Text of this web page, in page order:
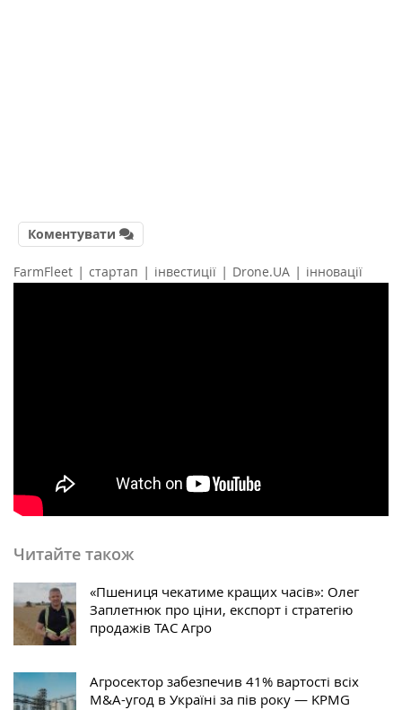
Коментувати
FarmFleet | стартап | інвестиції | Drone.UA | інновації
Читайте також
«Пшениця чекатиме кращих часів»: Олег
Заплетнюк про ціни, експорт і стратегію
продажів ТАС Агро
Агросектор забезпечив 41% вартості всіх
M&A-угод в Україні за пів року — KPMG